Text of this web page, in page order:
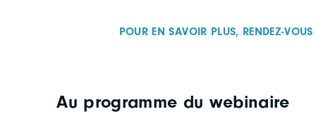
POUR EN SAVOIR PLUS, RENDEZ-
Au programme du webinaire